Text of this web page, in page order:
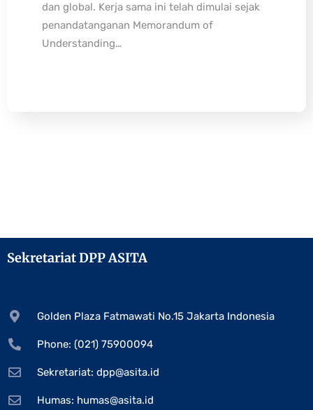
dan global. Kerja sama ini telah dimulai sejak
penandatanganan Memorandum of
Understanding…
Sekretariat DPP ASITA
Golden Plaza Fatmawati No.15 Jakarta Indonesia
Phone: (021) 75900094
Sekretariat: dpp@asita.id
Humas: humas@asita.id